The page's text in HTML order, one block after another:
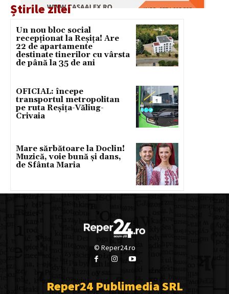
Știrile zilei
Un nou bloc social
recepționat la Reșița! Are
22 de apartamente
destinate tinerilor cu vârsta
de până la 35 de ani
OFICIAL: începe
transportul metropolitan
pe ruta Reșița-Văliug-
Crivaia
Mare sărbătoare la Doclin!
Muzică, voie bună și dans,
de Sfânta Maria
© Reper24.ro
Reper24 Publimedia SRL